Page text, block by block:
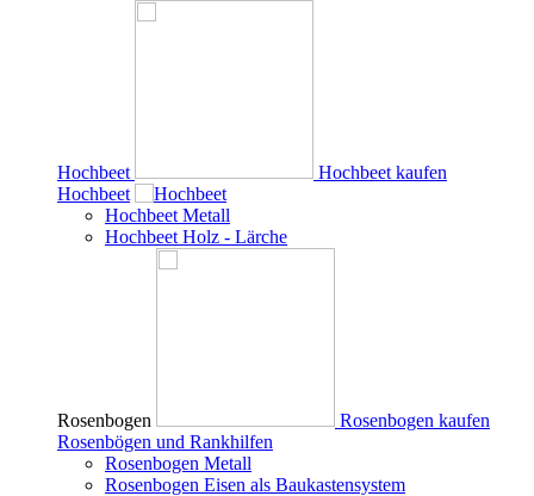
Hochbeet
Hochbeet kaufen
Hochbeet
Hochbeet Metall
Hochbeet Holz - Lärche
Rosenbogen
Rosenbogen kaufen
Rosenbögen und Rankhilfen
Rosenbogen Metall
Rosenbogen Eisen als Baukastensystem